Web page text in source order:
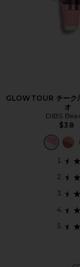
GLOWTOUR チーク/
オ
DIBS
$38